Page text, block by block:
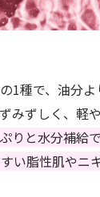
1種で、油分
みずしく、軽
りと水分補給
い脂性肌やニ